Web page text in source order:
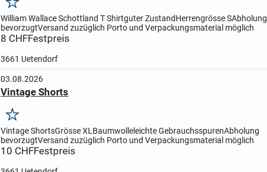
Merken
William Wallace Schottland T Shirtguter ZustandHerrengrösse SAbholung
bevorzugtVersand zuzüglich Porto und Verpackungsmaterial möglich
8 CHFFestpreis
3661 Uetendorf
03.08.2026
Vintage Shorts
Merken
Vintage ShortsGrösse XLBaumwolleleichte GebrauchsspurenAbholung
bevorzugtVersand zuzüglich Porto und Verpackungsmaterial möglich
10 CHFFestpreis